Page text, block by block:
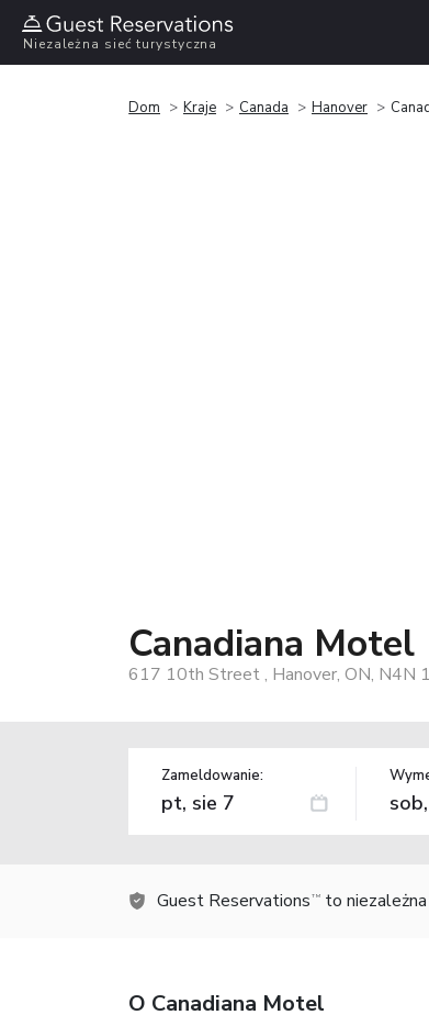
Niezależna sieć turystyczna
Dom Kraje Canada Hanover
Canadiana Motel
617 10th Street , Hanover, ON, N4N
Zameldowanie:
Guest Reservations TM to
O Canadiana Motel